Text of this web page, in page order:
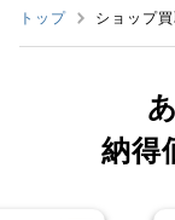
トップ ショップ
納得